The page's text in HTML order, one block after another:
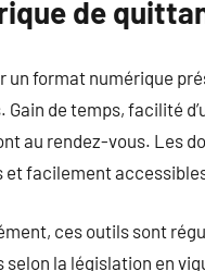
de
un format numérique
Gain de temps, facilité
au rendez-vous. Les
et facilement
ces outils sont
la législation en